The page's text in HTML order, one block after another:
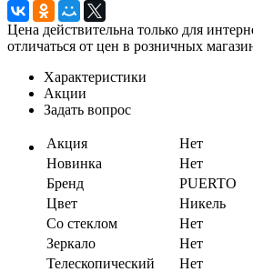
Цена действительна только для
отличаться от цен в розничных
Характеристики
Акции
Задать вопрос
Акция
Нет
Новинка
Нет
Бренд
PUERTO
Цвет
Никель
Со стеклом
Нет
Зеркало
Нет
Телескопический
Нет